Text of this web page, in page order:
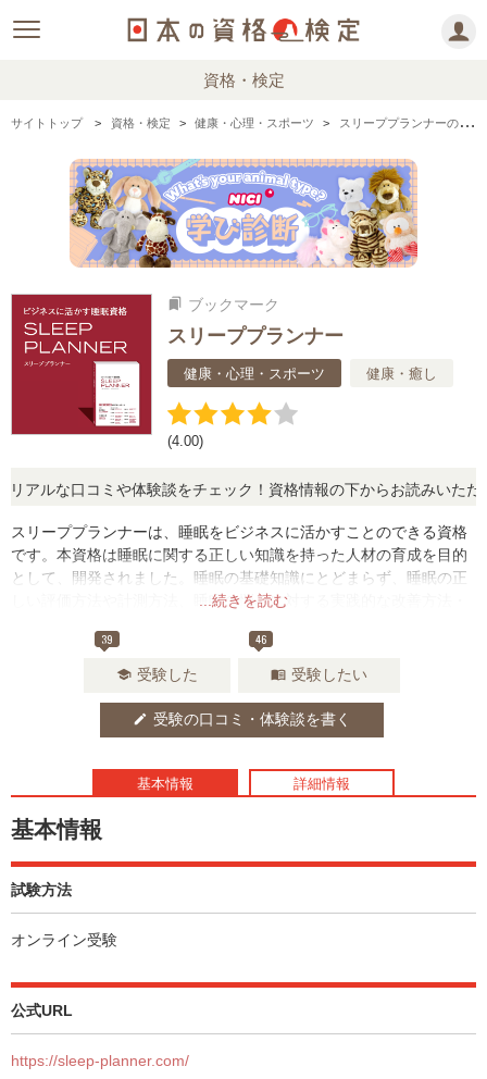
資格・検定
サイトトップ 資格・検定 健康・心理・スポーツ スリーププランナーの情報まとめ・口コミ・体験談
bookmarks ブックマーク
スリーププランナー
健康・心理・スポーツ 健康・癒し
(4.00)
な口コミや体験談をチェック！資格情報の下からお読みいただけ
...続きを読む
スリーププランナーは、睡眠をビジネスに活かすことのできる資格
です。本資格は睡眠に関する正しい知識を持った人材の育成を目的
として、開発されました。睡眠の基礎知識にとどまらず、睡眠の正
しい評価方法や計測方法、睡眠の悩みに対する実践的な改善方法・
学んでいただけるため、相談に乗ることができるようになります。
39
school 受験した
46
menu_book 受験したい
edit 受験の口コミ・体験談を書く
基本情報 詳細情報
基本情報
試験方法
オンライン受験
公式URL
https://sleep-planner.com/